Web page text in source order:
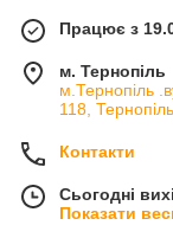
Працює з
м. Тернопіль
м.Тернопіль
118,
Контакти
Сьогодні
Показати